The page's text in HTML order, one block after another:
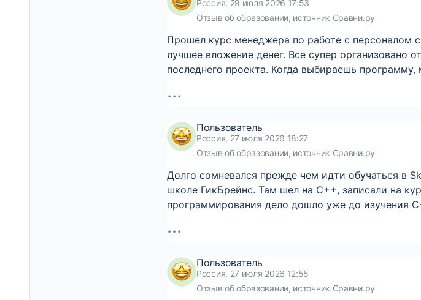
Россия, 29 июля 2026 17:53
Отзыв об образовании, источник Сравни.ру
Прошел курс менеджера по работе с персоналом
лучшее вложение денег. Все супер организовано
последнего проекта. Когда выбираешь
Пользователь
Россия, 27 июля 2026 18:27
Отзыв об образовании, источник Сравни.ру
Долго сомневался прежде чем идти обучаться в
школе ГикБрейнс. Там шел на С++, записали на
программирования дело дошло уже до изучения
Пользователь
Россия, 27 июля 2026 12:55
Отзыв об образовании, источник Сравни.ру